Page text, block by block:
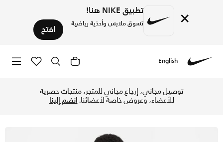
× تطبيق NIKE هنا!
تسوق ملابس وأحذية رياضية افتح
English
توصيل مجاني، إرجاع مجاني للمتجر، منتجات حصرية
للأعضاء، وعروض خاصة لأعضائنا.انضم إلينا